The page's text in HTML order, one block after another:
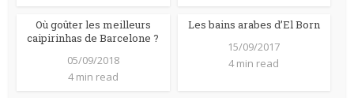
Où goûter les meilleurs
caipirinhas de Barcelone ?
05/09/2018
4 min read
Les bains arabes d’El Born
15/09/2017
4 min read